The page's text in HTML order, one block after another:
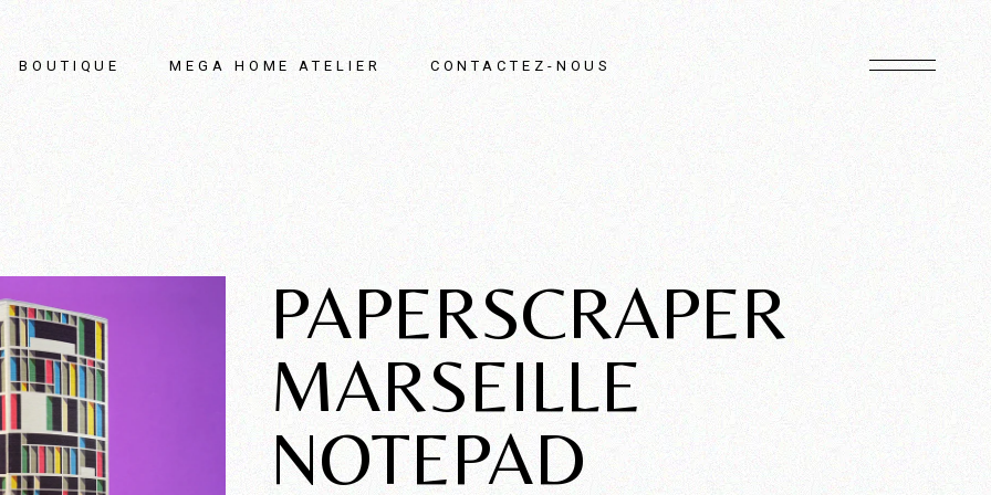
BOUTIQUE MEGA HOME ATELIER CONTACTEZ-NOUS
PAPERSCRAPER
MARSEILLE
NOTEPAD